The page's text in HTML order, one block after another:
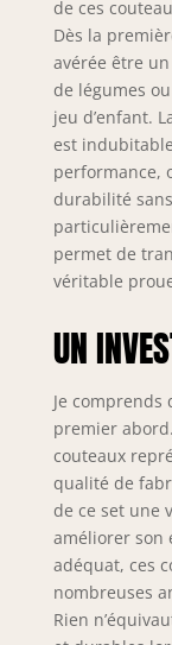
de ces
Dès la
avérée être
de légumes
jeu d’enfant.
est
performance,
durabilité
permet de
véritable
UN
Je
premier
couteaux
qualité de
de ce set une
améliorer son
adéquat, ces
nombreuses
Rien